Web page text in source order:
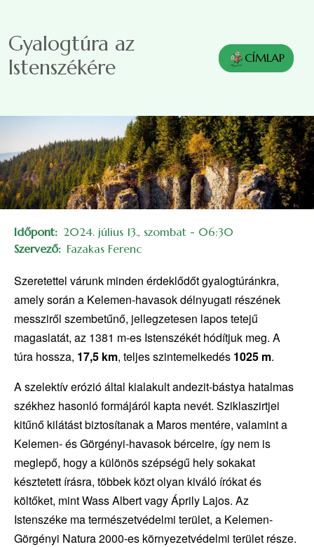
Gyalogtúra az
Istenszékére
CÍMLAP
Időpont
2024. július 13., szombat - 06:30
Szervező
Fazakas Ferenc
Szeretettel várunk minden érdeklődőt gyalogtúránkra,
amely során a Kelemen-havasok délnyugati részének
messziről szembetűnő, jellegzetesen lapos tetejű
magaslatát, az 1381 m-es Istenszékét hódítjuk meg. A
túra hossza, 17,5 km, teljes szintemelkedés 1025 m.
A szelektív erózió által kialakult andezit-bástya hatalmas
székhez hasonló formájáról kapta nevét. Sziklaszirtjei
kitűnő kilátást biztosítanak a Maros mentére, valamint a
Kelemen- és Görgényi-havasok bérceire, így nem is
meglepő, hogy a különös szépségű hely sokakat
késztetett írásra, többek közt olyan kiváló írókat és
költőket, mint Wass Albert vagy Áprily Lajos. Az
Istenszéke ma természetvédelmi terület, a Kelemen-
Görgényi Natura 2000-es környezetvédelmi terület része.